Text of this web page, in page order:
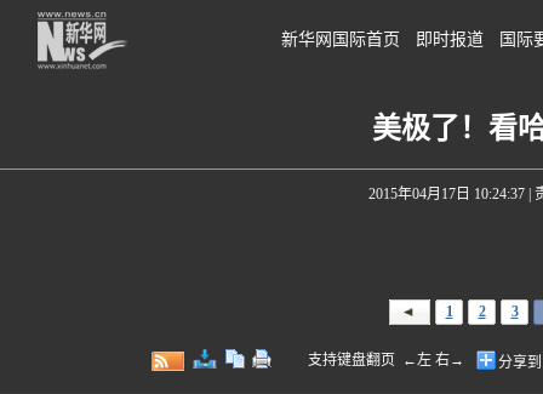
新华网国际首页 即时报道 国际
美极了！看
2015年04月17日 10:24:37|
1 2 3
支持键盘翻页 ←左 右→ 分享